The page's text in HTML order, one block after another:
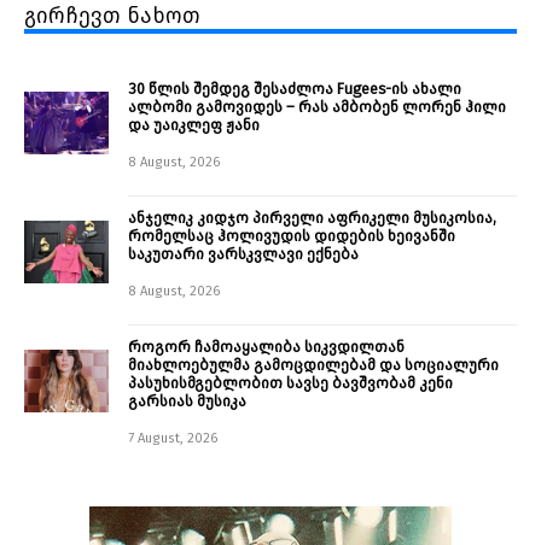
გირჩევთ ნახოთ
30 წლის შემდეგ შესაძლოა Fugees-ის ახალი
ალბომი გამოვიდეს – რას ამბობენ ლორენ ჰილი
და უაიკლეფ ჟანი
8 August, 2026
ანჯელიკ კიდჯო პირველი აფრიკელი მუსიკოსია,
რომელსაც ჰოლივუდის დიდების ხეივანში
საკუთარი ვარსკვლავი ექნება
8 August, 2026
როგორ ჩამოაყალიბა სიკვდილთან
მიახლოებულმა გამოცდილებამ და სოციალური
პასუხისმგებლობით სავსე ბავშვობამ კენი
გარსიას მუსიკა
7 August, 2026